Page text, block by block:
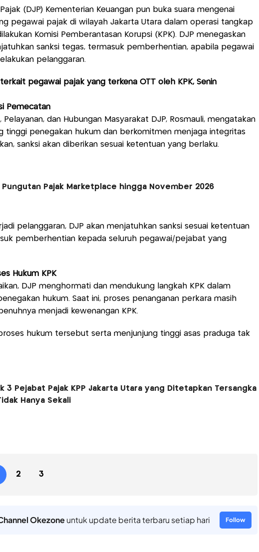
(DJP) Kementerian Keuangan pun buka suara mengenai
pegawai pajak di wilayah Jakarta Utara dalam operasi tangkap
Komisi Pemberantasan Korupsi (KPK). DJP menegaskan
sanksi tegas, termasuk pemberhentian, apabila pegawai
pelanggaran.
pegawai pajak yang terkena OTT oleh KPK, Senin
Pemecatan
Pelayanan, dan Hubungan Masyarakat DJP, Rosmauli, mengatakan
tinggi penegakan hukum dan berkomitmen menjaga integritas
sanksi akan diberikan sesuai ketentuan yang berlaku.
Pungutan Pajak Marketplace hingga November 2026
pelanggaran, DJP akan menjatuhkan sanksi sesuai ketentuan
pemberhentian kepada seluruh pegawai/pejabat yang
Hukum KPK
DJP menghormati dan mendukung langkah KPK dalam
hukum. Saat ini, proses penanganan perkara masih
menjadi kewenangan KPK.
hukum tersebut serta menjunjung tinggi asas praduga tak
3 Pejabat Pajak KPP Jakarta Utara yang Ditetapkan Tersangka
Hanya Sekali
2 3
Okezoneuntuk update berita terbaru setiap hari Follow